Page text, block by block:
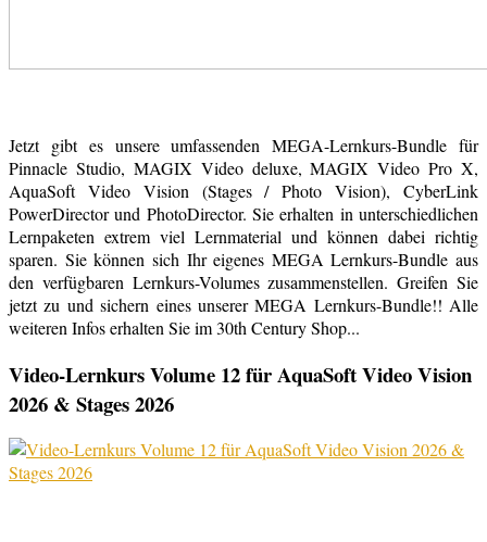
Jetzt gibt es unsere umfassenden MEGA-Lernkurs-Bundle für
Pinnacle Studio, MAGIX Video deluxe, MAGIX Video Pro X,
AquaSoft Video Vision (Stages / Photo Vision), CyberLink
PowerDirector und PhotoDirector. Sie erhalten in unterschiedlichen
Lernpaketen extrem viel Lernmaterial und können dabei richtig
sparen. Sie können sich Ihr eigenes MEGA Lernkurs-Bundle aus
den verfügbaren Lernkurs-Volumes zusammenstellen. Greifen Sie
jetzt zu und sichern eines unserer MEGA Lernkurs-Bundle!! Alle
weiteren Infos erhalten Sie im 30th Century Shop...
Video-Lernkurs Volume 12 für AquaSoft Video Vision
2026 & Stages 2026